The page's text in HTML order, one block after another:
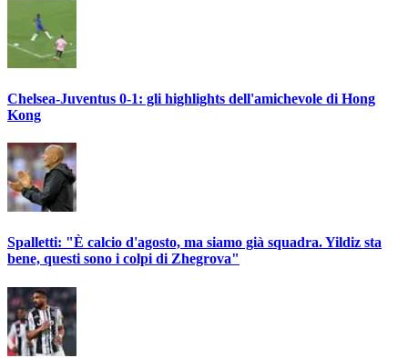
Chelsea-Juventus 0-1: gli highlights dell'amichevole di Hong
Kong
Spalletti: "È calcio d'agosto, ma siamo già squadra. Yildiz sta
bene, questi sono i colpi di Zhegrova"